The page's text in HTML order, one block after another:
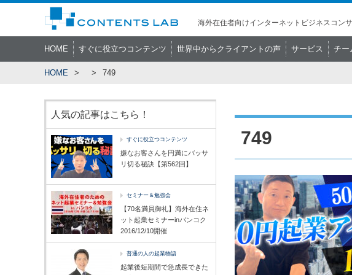
海外在住者向けインターネットビジネスコン
HOME すぐに役立つコンテンツ 世界中からクライアントの声 サービス チー
HOME 749
749
人気の記事はこちら！
すぐに役立つコンテンツ
嫌なお客さんを円満にバッサ
リ切る秘訣【第562回】
セミナー＆勉強会
【70名満員御礼】海外在住ネ
ット起業セミナーinバンコク
2016/12/10開催
普通の人の起業物語
起業後短期間で急成長できた